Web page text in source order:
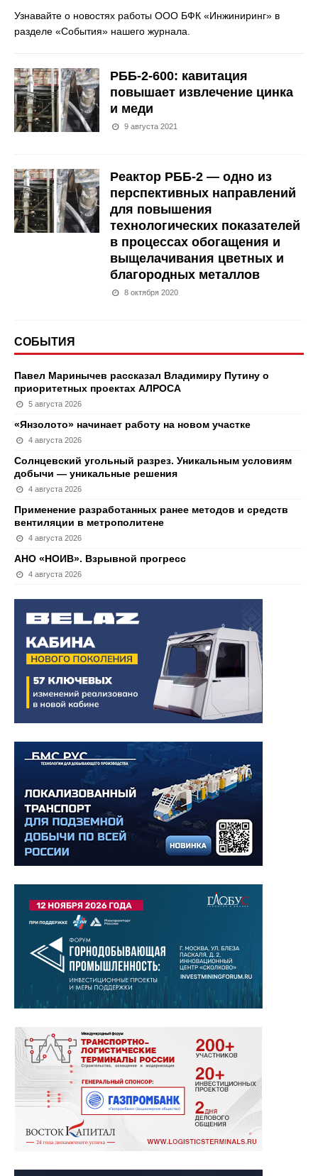
Узнавайте о новостях работы ООО БФК «Инжиниринг» в
разделе «События» нашего журнала.
РББ-2-600: кавитация
повышает извлечение цинка
и меди
9 августа 2021
Реактор РББ-2 — одно из
перспективных направлений
для повышения
технологических показателей
в процессах обогащения и
выщелачивания цветных и
благородных металлов
8 октября 2020
СОБЫТИЯ
Павел Маринычев рассказал Владимиру Путину о
приоритетных проектах АЛРОСА
5 августа 2026
«Янзолото» начинает работу на новом участке
4 августа 2026
Солнцевский угольный разрез. Уникальным условиям
добычи — уникальные решения
4 августа 2026
Применение разработанных ранее методов и средств
вентиляции в метрополитене
4 августа 2026
АНО «НОИВ». Взрывной прогресс
4 августа 2026